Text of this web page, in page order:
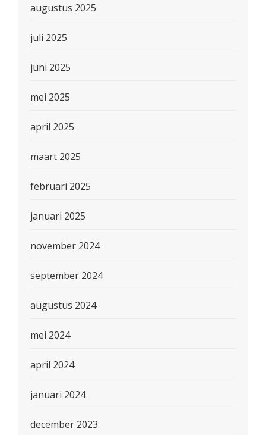
augustus 2025
juli 2025
juni 2025
mei 2025
april 2025
maart 2025
februari 2025
januari 2025
november 2024
september 2024
augustus 2024
mei 2024
april 2024
januari 2024
december 2023